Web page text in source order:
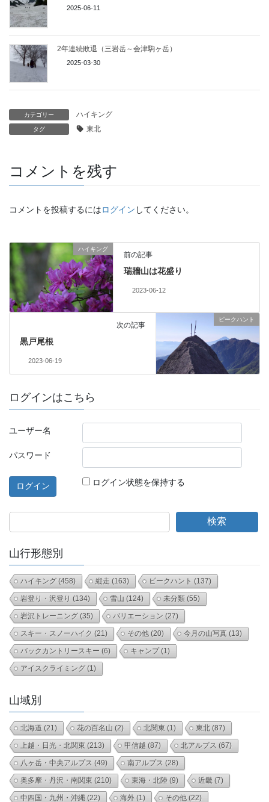
2025-06-11
2年連続敗退（三岩岳～会津駒ヶ岳）
2025-03-30
カテゴリー ハイキング
タグ 東北
コメントを残す
コメントを投稿するにはログイン してください。
ハイキング
前の記事
瑞牆山は花盛り
2023-06-12
ピークハント
次の記事
黒戸尾根
2023-06-19
ログインはこちら
ユーザー名
パスワード
ログイン状態を保持する
検索
山行形態別
ハイキング (458) 縦走 (163) ピークハント (137)
岩登り・沢登り (134) 雪山 (124) 未分類 (55)
岩沢トレーニング (35) バリエーション (27)
スキー・スノーハイク (21) その他 (20) 今月の山写真 (13)
バックカントリースキー (6) キャンプ(1)
アイスクライミング (1)
山域別
北海道 (21) 花の百名山 (2) 北関東 (1) 東北 (87)
上越・日光・北関東 (213) 甲信越 (87) 北アルプス (67)
八ヶ岳・中央アルプス (49) 南アルプス (28)
奥多摩・丹沢・南関東 (210) 東海・北陸 (9) 近畿 (7)
中四国・九州・沖縄 (22) 海外 (1) その他 (22)